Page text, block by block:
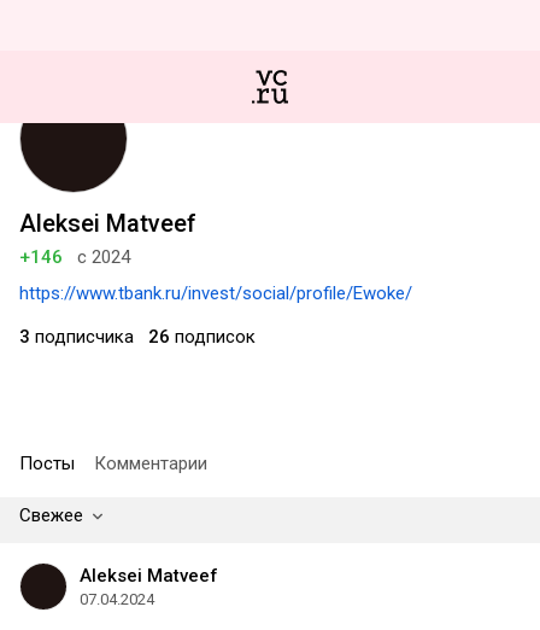
Aleksei Matveef
+146
с 2024
https://www.tbank.ru/invest/social/profile/Ewoke/
3 подписчика 26 подписок
Посты Комментарии
Свежее
Aleksei Matveef
07.04.2024